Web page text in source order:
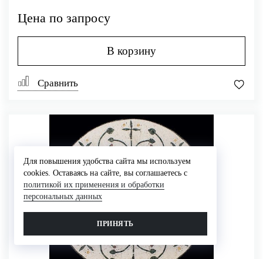
Цена по запросу
В корзину
Сравнить
Для повышения удобства сайта мы используем
cookies. Оставаясь на сайте, вы соглашаетесь с
политикой их применения и обработки
персональных данных
ПРИНЯТЬ